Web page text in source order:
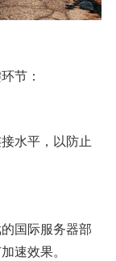
节：
水平，以防止
国际服务器部
速效果。